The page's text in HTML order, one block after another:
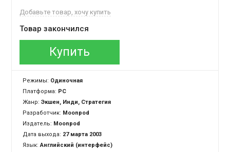
Добавьте товар, хочу купить
Товар закончился
Купить
Режимы: Одиночная
Платформа: PC
Жанр:Экшен, Инди, Стратегия
Разработчик: Moonpod
Издатель: Moonpod
Дата выхода: 27 марта 2003
Язык:Английский (интерфейс)